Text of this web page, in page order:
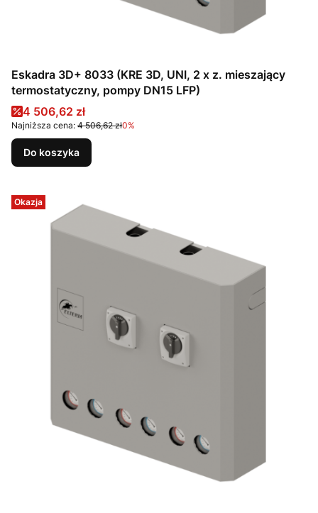
Eskadra 3D+ 8033 (KRE 3D, UNI, 2 x z. mieszający
termostatyczny, pompy DN15 LFP)
Cena promocyjna
4 506,62 zł
Najniższa cena: 4 506,62 zł0%
Do koszyka
Okazja